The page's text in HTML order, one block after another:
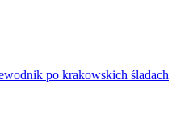
po krakowskich śladach